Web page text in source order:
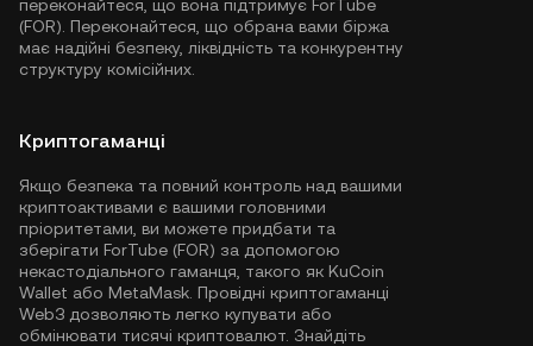
переконайтеся, що вона підтримує ForTube
(FOR). Переконайтеся, що обрана вами біржа
має надійні безпеку, ліквідність та конкурентну
структуру комісійних.
Криптогаманці
Якщо безпека та повний контроль над вашими
криптоактивами є вашими головними
пріоритетами, ви можете придбати та
зберігати ForTube (FOR) за допомогою
некастодіального гаманця, такого як KuCoin
Wallet або MetaMask. Провідні криптогаманці
Web3 дозволяють легко купувати або
обмінювати тисячі криптовалют. Знайдіть